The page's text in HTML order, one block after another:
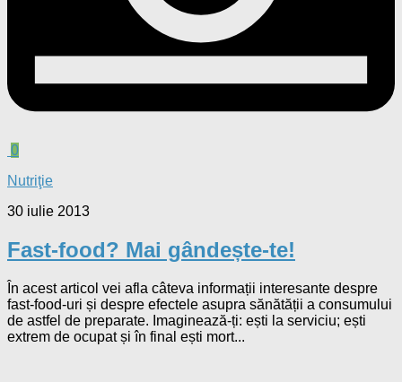
0
Nutriţie
30 iulie 2013
Fast-food? Mai gândește-te!
În acest articol vei afla câteva informații interesante despre
fast-food-uri și despre efectele asupra sănătății a consumului
de astfel de preparate. Imaginează-ți: ești la serviciu; ești
extrem de ocupat și în final ești mort...